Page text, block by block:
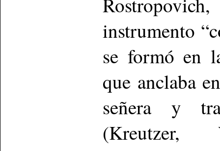
instrumento
se formó en
que anclaba
señera y
(Kreutzer,